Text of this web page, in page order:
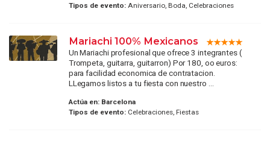
Tipos de evento:Aniversario, Boda, Celebraciones
Mariachi 100% Mexicanos
Un Mariachi profesional que ofrece 3 integrantes (
Trompeta, guitarra, guitarron) Por 180, oo euros:
para facilidad economica de contratacion.
LLegamos listos a tu fiesta con nuestro ...
Actúa en: Barcelona
Tipos de evento:Celebraciones, Fiestas